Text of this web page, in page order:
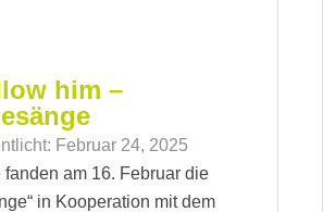
him –
Februar 24, 2025
fanden am 16. Februar die
in Kooperation mit dem